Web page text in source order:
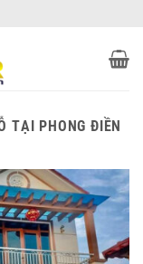
TẠI PHONG ĐIỀN